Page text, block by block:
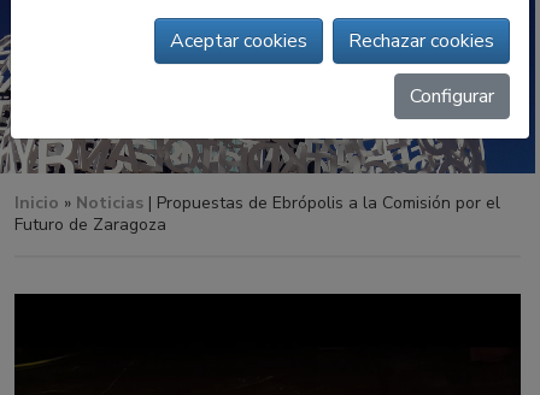
Inicio » Noticias | Propuestas de Ebrópolis a la Comisión por el
Futuro de Zaragoza
Aceptar cookies Rechazar cookies
Configurar